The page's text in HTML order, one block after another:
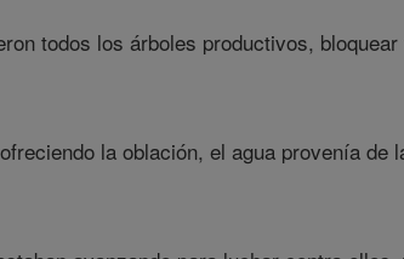
todos los árboles productivos,
la oblación, el agua provenía